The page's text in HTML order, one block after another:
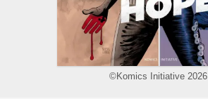
©Komics Initiative 2026